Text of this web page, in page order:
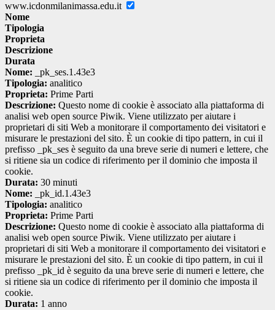
www.icdonmilanimassa.edu.it
Nome
Tipologia
Proprieta
Descrizione
Durata
Nome: _pk_ses.1.43e3
Tipologia: analitico
Proprieta: Prime Parti
Descrizione: Questo nome di cookie è associato alla piattaforma di
analisi web open source Piwik. Viene utilizzato per aiutare i
proprietari di siti Web a monitorare il comportamento dei visitatori e
misurare le prestazioni del sito. È un cookie di tipo pattern, in cui il
prefisso _pk_ses è seguito da una breve serie di numeri e lettere, che
si ritiene sia un codice di riferimento per il dominio che imposta il
cookie.
Durata: 30 minuti
Nome: _pk_id.1.43e3
Tipologia: analitico
Proprieta: Prime Parti
Descrizione: Questo nome di cookie è associato alla piattaforma di
analisi web open source Piwik. Viene utilizzato per aiutare i
proprietari di siti Web a monitorare il comportamento dei visitatori e
misurare le prestazioni del sito. È un cookie di tipo pattern, in cui il
prefisso _pk_id è seguito da una breve serie di numeri e lettere, che
si ritiene sia un codice di riferimento per il dominio che imposta il
cookie.
Durata: 1 anno